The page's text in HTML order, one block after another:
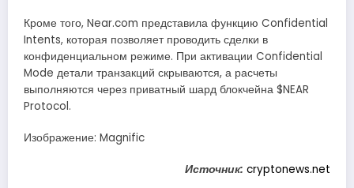
Кроме того, Near.com представила функцию Confidential
Intents, которая позволяет проводить сделки в
конфиденциальном режиме. При активации Confidential
Mode детали транзакций скрываются, а расчеты
выполняются через приватный шард блокчейна $NEAR
Protocol.
Изображение: Magnific
Источник: cryptonews.net